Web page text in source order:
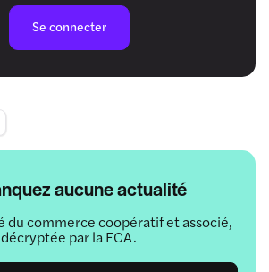
aucune actualité
du commerce coopératif et associé,
décryptée par la FCA.
Se connecter